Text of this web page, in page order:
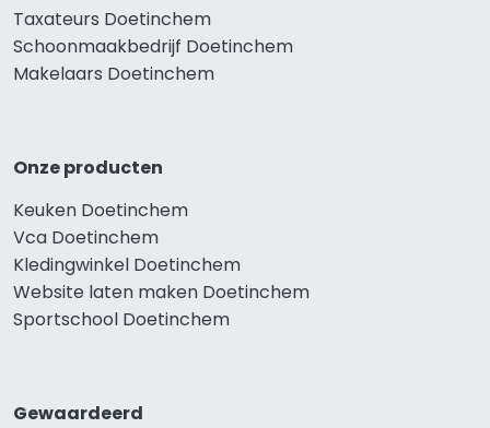
Taxateurs Doetinchem
Schoonmaakbedrijf Doetinchem
Makelaars Doetinchem
Onze producten
Keuken Doetinchem
Vca Doetinchem
Kledingwinkel Doetinchem
Website laten maken Doetinchem
Sportschool Doetinchem
Gewaardeerd